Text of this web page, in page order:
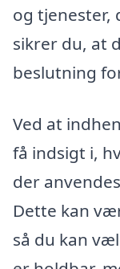
og tjenester,
sikrer du, at
beslutning
Ved at
få indsigt i,
der
Dette kan
så du kan